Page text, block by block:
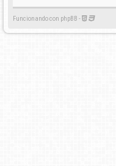
Funcionando con phpBB -